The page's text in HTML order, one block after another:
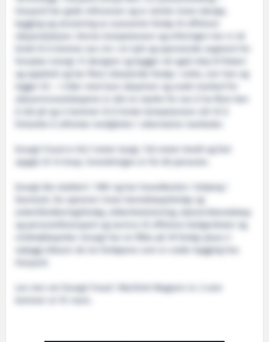
Havyard har gode referanser og er sterke innen design,
bygging og utrustning av avanserte fartøy til offshore
oljeproduksjon. Denne kompetansen og erfaringen har vi nå
brukt til å komme oss inn i et nytt og spennende segment for
fornybar energi. Vi designer og bygger nå også skip til fiskeri
og oppdrett og har flere isbrytende fartøy i ordre, sier han og
legger til: – I tider med lave oljepriser og svakt marked for
oljeserviceselskapene er det en styrke for oss å ha flere ben
å stå på og vi kommer til å bruke kompetansen vår til å
fortsette å utforske muligheter i alternative markeder.
Esvagt Froud er 83,7 meter langt, 17,6 meter bredt og fart
oppgis til 14 knop. Innredningen er for 60 personer.
Esvagt ble etablert i 1981 og har hovedkontor i Esbjerg i
Danmark. De opererer innen beredskapsfartøy og
ankerhåndteringsfartøy, sikkerhetstrening, oljevernberedskap
og personelltransport og service til offshore boligenheter og
vindmølleparker. Esvagt har en flåte på 39 fartøy pluss 5
nybygg inklusiv de tre fartøyene som er under bygging hos
Les mer om Esvagt Froud i Maritimt Magasin nr. 3 som